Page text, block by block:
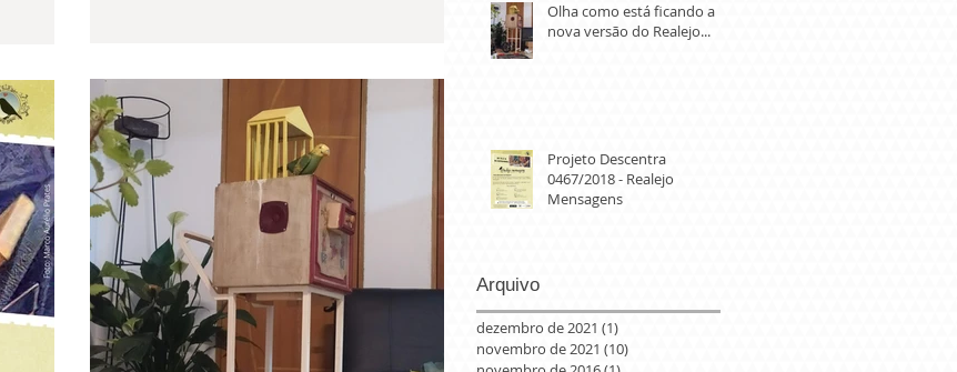
Olha como está ficando a
nova versão do Realejo...
Projeto Descentra
0467/2018 - Realejo
Mensagens
Arquivo
dezembro de 2021 (1)
novembro de 2021 (10)